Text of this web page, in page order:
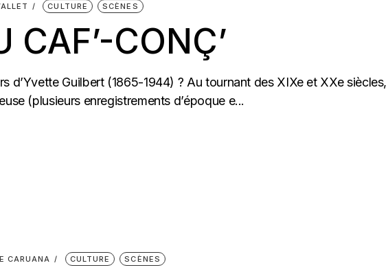
CULTURE SCÈNES
CAF’-CONÇ’
d’Yvette Guilbert (1865-1944) ? Au tournant des XIXe et XXe
(plusieurs enregistrements d’époque e...
CARUANA CULTURE SCÈNES